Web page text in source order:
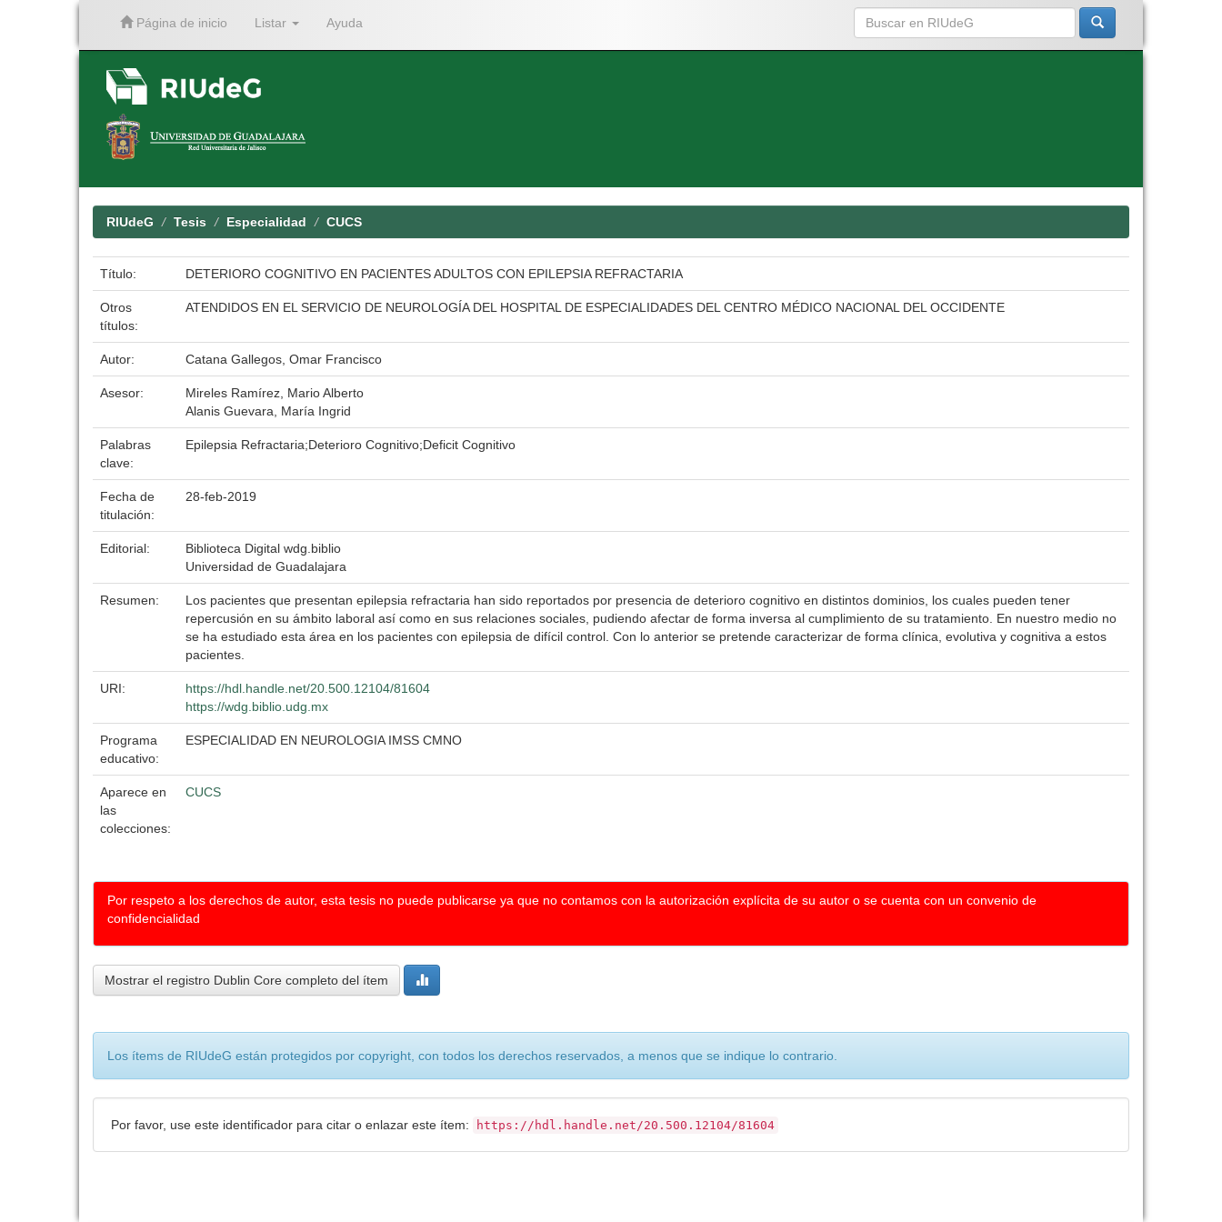
Página de inicio Listar Ayuda
RIUdeG Tesis Especialidad CUCS
Título: DETERIORO COGNITIVO EN PACIENTES ADULTOS CON EPILEPSIA REFRACTARIA
Otros
títulos:
ATENDIDOS EN EL SERVICIO DE NEUROLOGÍA DEL HOSPITAL DE ESPECIALIDADES DEL CENTRO MÉDICO NACIONAL DEL OCCIDENTE
Autor: Catana Gallegos, Omar Francisco
Asesor:
Mireles Ramírez, Mario Alberto
Alanis Guevara, María Ingrid
Palabras
clave:
Epilepsia Refractaria;Deterioro Cognitivo;Deficit Cognitivo
Fecha de
titulación:
28-feb-2019
Editorial:
Biblioteca Digital wdg.biblio
Universidad de Guadalajara
Resumen:
Los pacientes que presentan epilepsia refractaria han sido reportados por presencia de deterioro cognitivo en distintos dominios, los cuales pueden tener
repercusión en su ámbito laboral así como en sus relaciones sociales, pudiendo afectar de forma inversa al cumplimiento de su tratamiento. En nuestro medio no
se ha estudiado esta área en los pacientes con epilepsia de difícil control. Con lo anterior se pretende caracterizar de forma clínica, evolutiva y cognitiva a estos
pacientes.
URI:
https://hdl.handle.net/20.500.12104/81604
https://wdg.biblio.udg.mx
Programa
educativo:
ESPECIALIDAD EN NEUROLOGIA IMSS CMNO
Aparece en
las
colecciones:
CUCS
Por respeto a los derechos de autor, esta tesis no puede publicarse ya que no contamos con la autorización explícita de su autor o se cuenta con un convenio de
confidencialidad
Mostrar el registro Dublin Core completo del ítem
Los ítems de RIUdeG están protegidos por copyright, con todos los derechos reservados, a menos que se indique lo contrario.
Por favor, use este identificador para citar o enlazar este ítem: https://hdl.handle.net/20.500.12104/81604